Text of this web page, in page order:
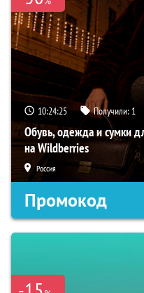
10:24:24 Получили: 1
Обувь, одежда и сумки
на Wildberries
Россия
Промокод